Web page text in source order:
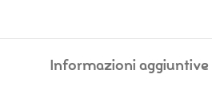
Informazioni aggiuntive